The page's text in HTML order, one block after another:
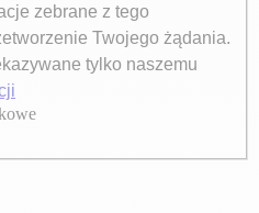
zebrane z tego
Twojego żądania.
tylko naszemu